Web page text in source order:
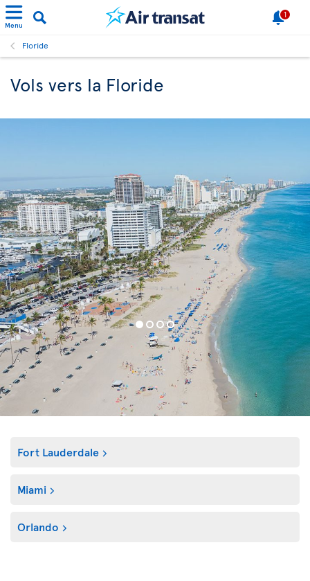
Menu
1
Floride
Vols vers la Floride
Fort Lauderdale
Miami
Orlando